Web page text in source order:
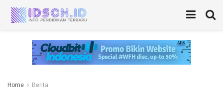
Home Berita